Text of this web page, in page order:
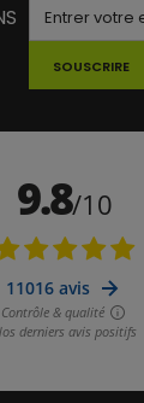
SOUSCRIRE